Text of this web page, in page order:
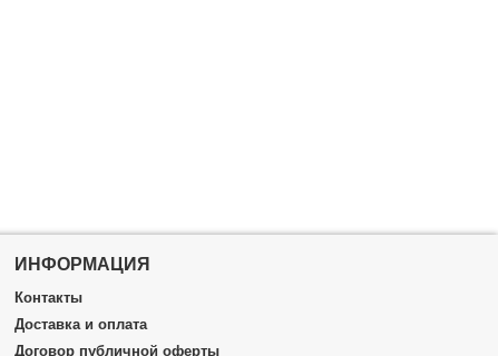
ИНФОРМАЦИЯ
Контакты
Доставка и оплата
Договор публичной оферты